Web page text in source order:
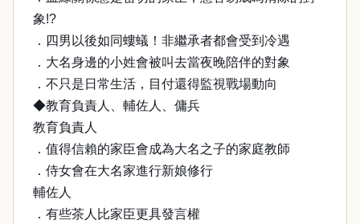
象!?
．四男以後如同螻蟻！非繼承者都會受到冷遇
．大名身邊的小姓會被叫去當夜晚陪伴的對象
．不只是日常生活，目付還得監視戰場動向
◆教育負責人、輔佐人、傭兵
教育負責人
．值得信賴的家臣會成為大名之子的家庭教師
．侍女會在大名家進行新娘修行
輔佐人
．有些茶人比家臣更具發言權